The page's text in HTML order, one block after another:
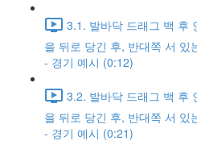
3.1. 발바닥 드래그 백 후
을 뒤로 당긴 후, 반대쪽 서 있
- 경기 예시 (0:12)
3.2. 발바닥 드래그 백 후
을 뒤로 당긴 후, 반대쪽 서 있
- 경기 예시 (0:21)